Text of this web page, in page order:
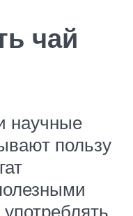
чай
научные
пользу